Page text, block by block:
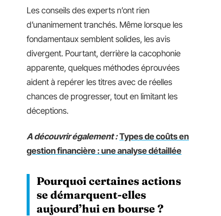
Les conseils des experts n’ont rien
d’unanimement tranchés. Même lorsque les
fondamentaux semblent solides, les avis
divergent. Pourtant, derrière la cacophonie
apparente, quelques méthodes éprouvées
aident à repérer les titres avec de réelles
chances de progresser, tout en limitant les
déceptions.
A découvrir également : Types de coûts en
gestion financière : une analyse détaillée
Pourquoi certaines actions
se démarquent-elles
aujourd’hui en bourse ?